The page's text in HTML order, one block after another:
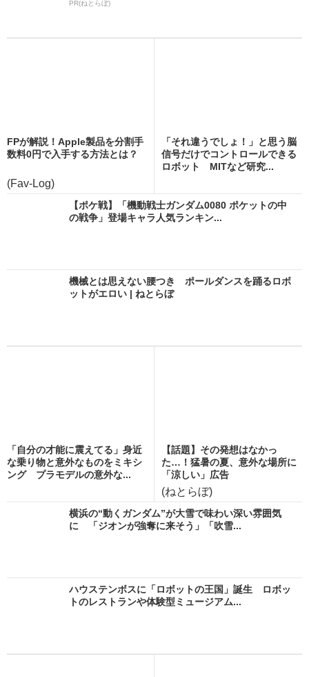
PR(ねとらぼ)
FPが解説！Apple製品を分割手
数料0円で入手する方法とは？
(Fav-Log)
「それ違うでしょ！」と思う脳
信号だけでコントロールできる
ロボット MITなど研究...
【ポケ戦】「機動戦士ガンダム0080 ポケットの中
の戦争」登場キャラ人気ランキン...
機械とは思えない腰つき ポールダンスを踊るロボ
ットがエロい | ねとらぼ
「自分の才能に震えてる」身近
な乗り物と意外なものをミキシ
ング プラモデルの意外な...
【話題】その発想はなかっ
た…！猛暑の夏、意外な場所に
「涼しい」広告
(ねとらぼ)
横浜の“動くガンダム”が大雪で味わい深い雰囲気
に 「ジオンが強奪に来そう」「吹雪...
ハウステンボスに「ロボットの王国」誕生 ロボッ
トのレストランや体験型ミュージアム...